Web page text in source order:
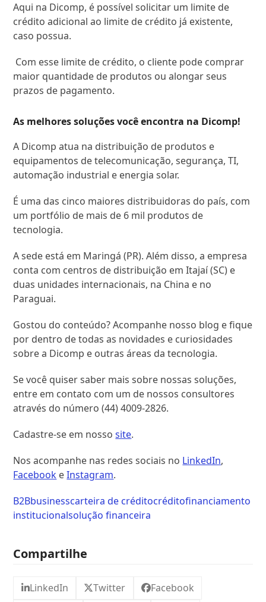
Aqui na Dicomp, é possível solicitar um limite de
crédito adicional ao limite de crédito já existente,
caso possua.
Com esse limite de crédito, o cliente pode comprar
maior quantidade de produtos ou alongar seus
prazos de pagamento.
As melhores soluções você encontra na Dicomp!
A Dicomp atua na distribuição de produtos e
equipamentos de telecomunicação, segurança, TI,
automação industrial e energia solar.
É uma das cinco maiores distribuidoras do país, com
um portfólio de mais de 6 mil produtos de
tecnologia.
A sede está em Maringá (PR). Além disso, a empresa
conta com centros de distribuição em Itajaí (SC) e
duas unidades internacionais, na China e no
Paraguai.
Gostou do conteúdo? Acompanhe nosso blog e fique
por dentro de todas as novidades e curiosidades
sobre a Dicomp e outras áreas da tecnologia.
Se você quiser saber mais sobre nossas soluções,
entre em contato com um de nossos consultores
através do número (44) 4009-2826.
Cadastre-se em nossosite.
Nos acompanhe nas redes sociais no LinkedIn,
Facebook eInstagram.
B2Bbusinesscarteira de créditocréditofinanciamento
institucionalsolução financeira
Compartilhe
LinkedIn Twitter Facebook